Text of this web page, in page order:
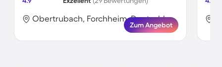
Obertrubach, Forchheim, Deutschland
Zum Angebot